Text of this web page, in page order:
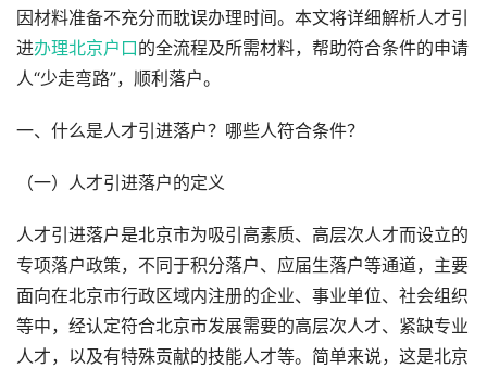
因材料准备不充分而耽误办理时间。本文将详细解析人才引
进办理北京户口的全流程及所需材料，帮助符合条件的申请
人“少走弯路”，顺利落户。
一、什么是人才引进落户？哪些人符合条件？
（一）人才引进落户的定义
人才引进落户是北京市为吸引高素质、高层次人才而设立的
专项落户政策，不同于积分落户、应届生落户等通道，主要
面向在北京市行政区域内注册的企业、事业单位、社会组织
等中，经认定符合北京市发展需要的高层次人才、紧缺专业
人才，以及有特殊贡献的技能人才等。简单来说，这是北京